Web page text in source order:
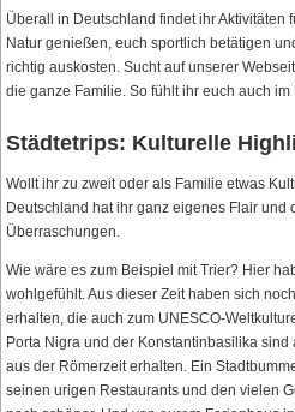
Überall in Deutschland findet ihr Aktivitäten
Natur genießen, euch sportlich betätigen
richtig auskosten. Sucht auf unserer
die ganze Familie. So fühlt ihr euch auch
Städtetrips: Kulturelle
Wollt ihr zu zweit oder als Familie etwas
Deutschland hat ihr ganz eigenes Flair und
Überraschungen.
Wie wäre es zum Beispiel mit Trier? Hier
wohlgefühlt. Aus dieser Zeit haben sich
erhalten, die auch zum UNESCO-
Porta Nigra und der Konstantinbasilika
aus der Römerzeit erhalten. Ein
seinen urigen Restaurants und den vielen